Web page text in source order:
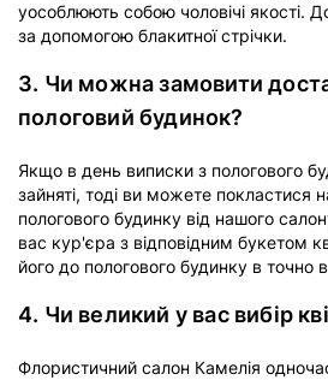
уособлюють собою чоловічі якості.
за допомогою блакитної стрічки.
3. Чи можна замовити
пологовий будинок?
Якщо в день виписки з пологового
зайняті, тоді ви можете покластися
пологового будинку від нашого
вас кур'єра з відповідним букетом
його до пологового будинку в точно
4. Чи великий у вас вибір
Флористичний салон Камелія